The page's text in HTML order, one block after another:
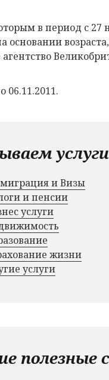
в период с 27
основании
06.11.2011.
услуги
и Визы
и пенсии
услуги
жизни
услуги